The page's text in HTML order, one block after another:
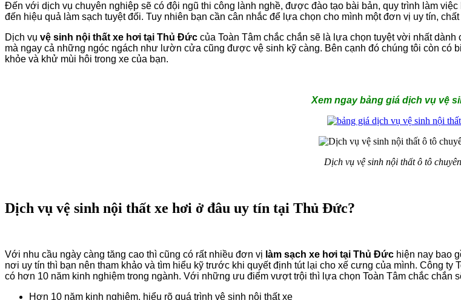
Đến với dịch vụ chuyên nghiệp sẽ có đội ngũ thi công lành nghề, được đào tạo bài bản, quy trình làm
đến hiệu quả làm sạch tuyệt đối. Tuy nhiên bạn cần cân nhắc để lựa chọn cho mình một đơn vị uy tín,
Dịch vụ vệ sinh nội thất xe hơi tại Thủ Đức của Toàn Tâm chắc chắn sẽ là lựa chọn tuyệt vời nhất
mà ngay cả những ngóc ngách như lườn cửa cũng được vệ sinh kỹ càng. Bên cạnh đó chúng tôi còn
khỏe và khử mùi hôi trong xe của bạn.
Xem ngay bảng giá dịch vụ vệ
Dịch vụ vệ sinh nội thất ô tô
Dịch vụ vệ sinh nội thất xe hơi ở đâu uy tín tại Thủ Đức?
Với nhu cầu ngày càng tăng cao thì cũng có rất nhiều đơn vị làm sạch xe hơi tại Thủ Đức hiện nay bao
nơi uy tín thì bạn nên tham khảo và tìm hiểu kỹ trước khi quyết định tút lại cho xế cưng của mình. Công
có hơn 10 năm kinh nghiệm trong ngành. Với những ưu điểm vượt trội thì lựa chọn Toàn Tâm chắc chắn
Hơn 10 năm kinh nghiệm, hiểu rõ quá trình vệ sinh nội thất xe